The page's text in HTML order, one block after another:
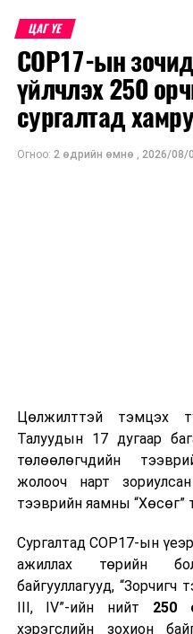
ЦАГ ҮЕ
COP17-ын
үйлчлэх 250
сургалтад
Огноо: 2 өдрийн өмнө , 2026/08/
Цөлжилттэй тэмцэх
Талуудын 17 дугаар
төлөөлөгчдийн
жолооч нарт
тээврийн яамны “Хөсөг”
Сургалтад COP17-ын
ажиллах төрийн
байгууллагууд, “Зорчигч
III, IV”-ийн нийт 250
хэрэгслийн зохион